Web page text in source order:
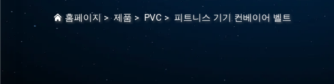
홈페이지 >제품 > PVC > 피트니스 기기 컨베이어 벨트